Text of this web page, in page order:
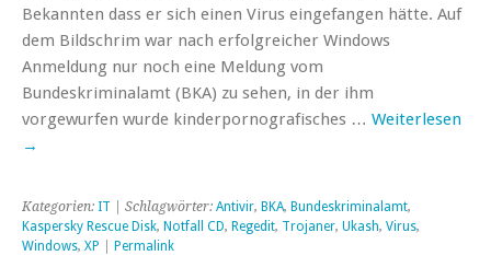
Bekannten dass er sich einen Virus eingefangen hätte. Auf
dem Bildschrim war nach erfolgreicher Windows
Anmeldung nur noch eine Meldung vom
Bundeskriminalamt (BKA) zu sehen, in der ihm
vorgewurfen wurde kinderpornografisches … Weiterlesen
→
Kategorien: IT | Schlagwörter: Antivir, BKA, Bundeskriminalamt,
Kaspersky Rescue Disk, Notfall CD, Regedit, Trojaner, Ukash, Virus,
Windows, XP Permalink